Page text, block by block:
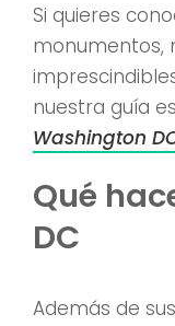
Si quieres
monumentos,
nuestra guía
Washington
Qué
DC
Además de